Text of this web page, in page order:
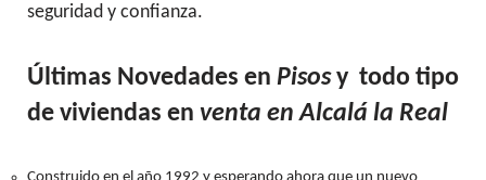
seguridad y confianza.
Últimas Novedades en Pisosy todo tipo
de viviendas en venta en Alcalá la Real